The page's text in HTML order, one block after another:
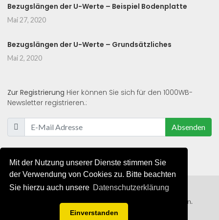
Mit der Nutzung unserer Dienste stimmen Sie
der Verwendung von Cookies zu. Bitte beachten
Sie hierzu auch unsere Datenschutzerklärung
Einverstanden
Bezugslängen der U-Werte – Beispiel Bodenplatte
Mai 27, 2020
Bezugslängen der U-Werte – Grundsätzliches
Mai 2, 2020
Zur Registrierung Hier können Sie sich für den 1000WB-
Newsletter registrieren.:
Absenden
© 2019 - 2021 - Alle Rechte von 1000WB vorbehalten.
AGB/Datenschutzerklärung